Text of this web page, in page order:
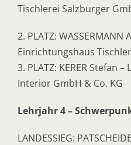
Tischlerei Salzburger
2. PLATZ:
Einrichtungshaus
3. PLATZ: KERER Stefan
Interior GmbH & Co. KG
Lehrjahr 4 –
LANDESSIEG: